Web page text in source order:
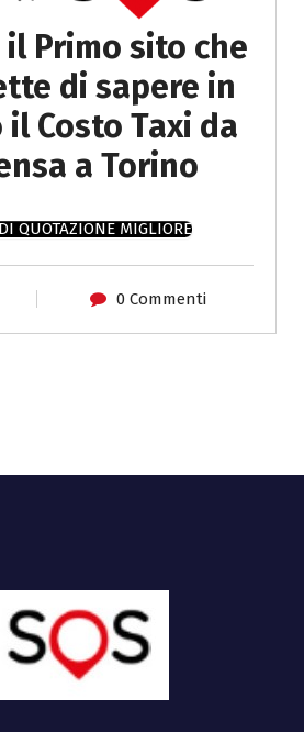
il Primo sito che
di sapere in
Costo Taxi da
a Torino
QUOTAZIONE MIGLIORE
0 Commenti